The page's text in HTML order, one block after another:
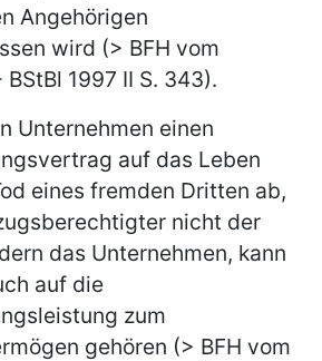
Angehörigen
wird (> BFH vom
BStBl 1997 II S. 343).
Unternehmen einen
auf das Leben
eines fremden Dritten ab,
nicht der
das Unternehmen, kann
auf die
zum
gehören (> BFH vom